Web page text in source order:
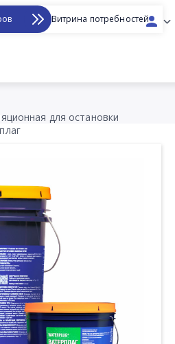
Витрина потребностей
для остановки